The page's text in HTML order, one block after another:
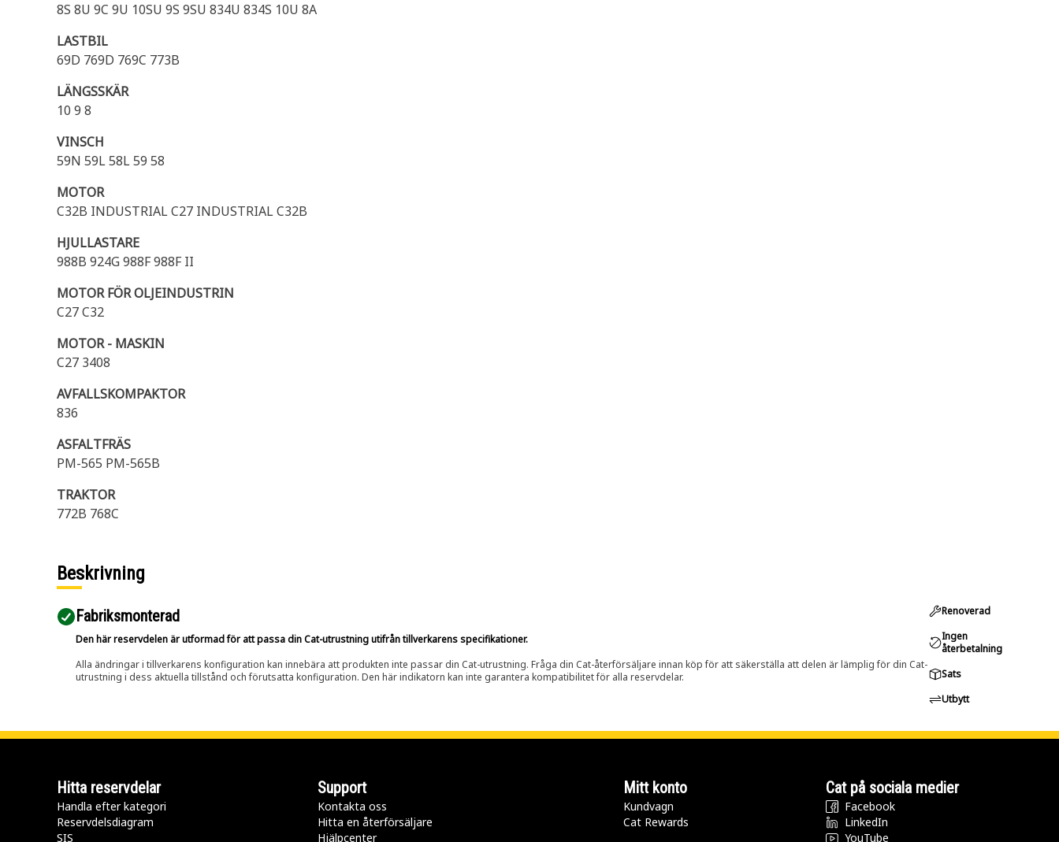
8S 8U 9C 9U 10SU 9S 9SU 834U 834S 10U 8A
LASTBIL
69D 769D 769C 773B
LÄNGSSKÄR
10 9 8
VINSCH
59N 59L 58L 59 58
MOTOR
C32B INDUSTRIAL C27 INDUSTRIAL C32B
HJULLASTARE
988B 924G 988F 988F II
MOTOR FÖR OLJEINDUSTRIN
C27 C32
MOTOR - MASKIN
C27 3408
AVFALLSKOMPAKTOR
836
ASFALTFRÄS
PM-565 PM-565B
TRAKTOR
772B 768C
Beskrivning
Fabriksmonterad
Den här reservdelen är utformad för att passa din Cat-utrustning utifrån tillverkarens specifikationer.
Alla ändringar i tillverkarens konfiguration kan innebära att produkten inte passar din Cat-utrustning. Fråga din Cat-återförsäljare innan köp för att säkerställa att delen är lämplig för din Cat-
utrustning i dess aktuella tillstånd och förutsatta konfiguration. Den här indikatorn kan inte garantera kompatibilitet för alla reservdelar.
Renoverad
Ingen
återbetalning
Sats
Utbytt
Hitta reservdelar
Handla efter kategori
Reservdelsdiagram
SIS
Support
Kontakta oss
Hitta en återförsäljare
Hjälpcenter
Mitt konto
Kundvagn
Cat Rewards
Cat på sociala medier
Facebook
LinkedIn
YouTube